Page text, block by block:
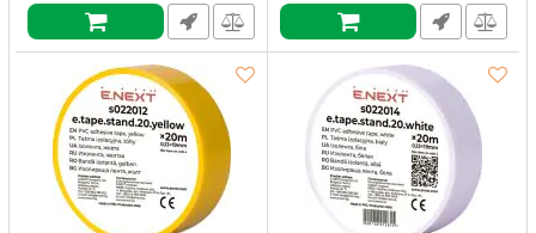
Артикул:p054001 Артикул:s022017